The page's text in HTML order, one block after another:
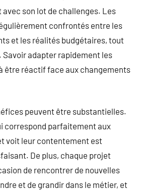
avec son lot de challenges. Les
confrontés entre les
et les réalités budgétaires, tout
adapter rapidement les
être réactif face aux changements
peuvent être substantielles.
correspond parfaitement aux
voit leur contentement est
De plus, chaque projet
de rencontrer de nouvelles
et de grandir dans le métier, et